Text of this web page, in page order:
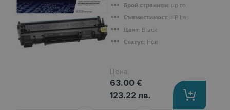
Брой страници: up to 1000 pages
Съвместимост: HP LaserJet Pro
Цвят: Black
Статус: Нов
Цена:
63.00 €
123.22 лв.